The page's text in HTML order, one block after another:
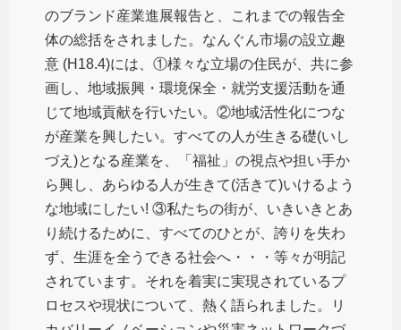
のブランド産業進展報告と、これまでの報告全
体の総括をされました。なんぐん市場の設立趣
意 (H18.4)には、①様々な立場の住民が、共に参
画し、地域振興・環境保全・就労支援活動を通
じて地域貢献を行いたい。②地域活性化につな
が産業を興したい。すべての人が生きる礎(いし
づえ)となる産業を、「福祉」の視点や担い手か
ら興し、あらゆる人が生きて(活きて)いけるよう
な地域にしたい! ③私たちの街が、いきいきとあ
り続けるために、すべてのひとが、誇りを失わ
ず、生涯を全うできる社会へ・・・等々が明記
されています。それを着実に実現されているプ
ロセスや現状について、熱く語られました。リ